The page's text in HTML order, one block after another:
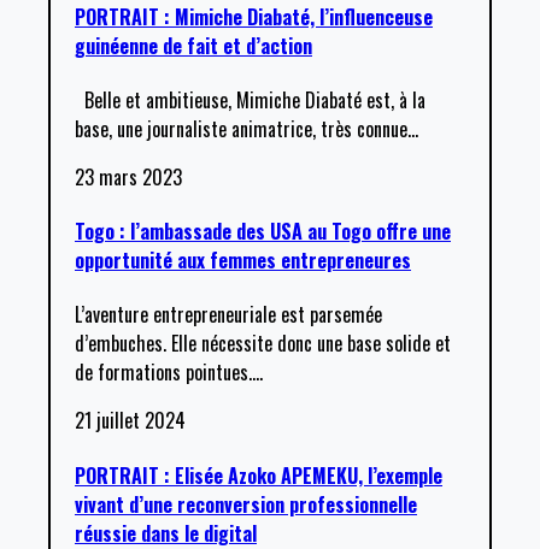
PORTRAIT : Mimiche Diabaté, l’influenceuse
guinéenne de fait et d’action
Belle et ambitieuse, Mimiche Diabaté est, à la
base, une journaliste animatrice, très connue…
23 mars 2023
Togo : l’ambassade des USA au Togo offre une
opportunité aux femmes entrepreneures
L’aventure entrepreneuriale est parsemée
d’embuches. Elle nécessite donc une base solide et
de formations pointues.…
21 juillet 2024
PORTRAIT : Elisée Azoko APEMEKU, l’exemple
vivant d’une reconversion professionnelle
réussie dans le digital